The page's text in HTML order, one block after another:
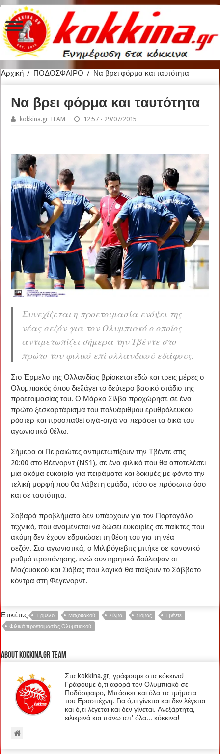
Αρχική / ΠΟΔΟΣΦΑΙΡΟ / Να βρει φόρμα και ταυτότητα
Να βρει φόρμα και ταυτότητα
kokkina.gr TEAM 12:57 - 29/07/2015
Συνεχίζεται η προετοιμασία ενόψει της
νέας σεζόν για τον Ολυμπιακό ο οποίος
αντιμετωπίζει σήμερα την Τβέντε στο
πρώτο του φιλικό επί ολλανδικού εδάφους.
Στο Έρμελο της Ολλανδίας βρίσκεται εδώ και τρεις μέρες ο
Ολυμπιακός όπου διεξάγει το δεύτερο βασικό στάδιο της
προετοιμασίας του. Ο Μάρκο Σίλβα προχώρησε σε ένα
πρώτο ξεσκαρτάρισμα του πολυάριθμου ερυθρόλευκου
ρόστερ και προσπαθεί σιγά-σιγά να περάσει τα δικά του
αγωνιστικά θέλω.
Σήμερα οι Πειραιώτες αντιμετωπίζουν την Τβέντε στις
20:00 στο Βέενορντ (NS1), σε ένα φιλικό που θα αποτελέσει
μια ακόμα ευκαιρία για πειράματα και δοκιμές με φόντο την
τελική μορφή που θα λάβει η ομάδα, τόσο σε πρόσωπα όσο
και σε ταυτότητα.
Σοβαρά προβλήματα δεν υπάρχουν για τον Πορτογάλο
τεχνικό, που αναμένεται να δώσει ευκαιρίες σε παίκτες που
ακόμη δεν έχουν εδραιώσει τη θέση του για τη νέα
σεζόν. Στα αγωνιστικά, ο Μιλιβόγιεβιτς μπήκε σε κανονικό
ρυθμό προπόνησης, ενώ συντηρητικά δούλεψαν οι
Μαζουακού και Σιόβας που λογικά θα παίξουν το Σάββατο
κόντρα στη Φέγενορντ.
Ετικέτες Έρμελο Μαζουακού Σίλβα Σιόβας
Τβέντε
Φιλικά προετοιμασίας Ολυμπιακού
About kokkina.gr TEAM
Στα kokkina.gr, γράφουμε στα κόκκινα!
Γράφουμε ό,τι αφορά τον Ολυμπιακό σε
Ποδόσφαιρο, Μπάσκετ και όλα τα τμήματα
του Ερασιτέχνη. Για ό,τι γίνεται και δεν λέγεται
και ό,τι λέγεται και δεν γίνεται. Ανεξάρτητα,
ειλικρινά και πάνω απ' όλα... κόκκινα!